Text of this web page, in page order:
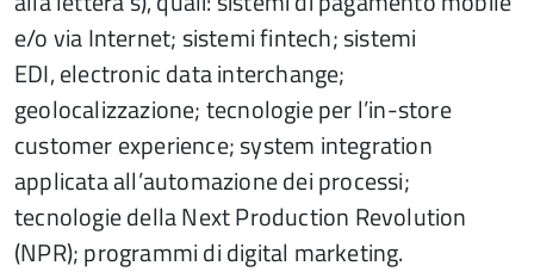
e/o via Internet; sistemi fintech; sistemi
EDI, electronic data interchange;
geolocalizzazione; tecnologie per l’in-store
customer experience; system integration
applicata all’automazione dei processi;
tecnologie della Next Production Revolution
(NPR); programmi di digital marketing.